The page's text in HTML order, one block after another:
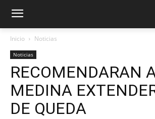
Inicio Noticias
Noticias
RECOMENDARAN
MEDINA
DE QUEDA